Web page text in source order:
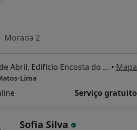
Morada 2
Avenida 25 de Abril, Edifício Encosta do Elevador, nº 42 (NeuroPsi em Viana do Castelo) / Praça Mouzinho de Albuquerque, Centro Comercial Brasília, 4º andar (Porto), Viana do Castelo • Mapa
Lima
Serviço gratuito
Sofia Silva